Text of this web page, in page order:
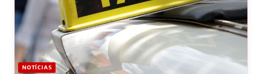
NOTÍCIAS